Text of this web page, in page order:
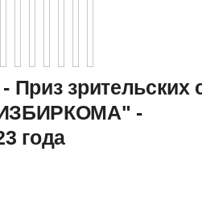
Приз зрительских
-
года